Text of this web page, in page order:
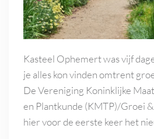
Kasteel Ophemert was vijf
je alles kon vinden omtrent
De Vereniging Koninklijke
en Plantkunde (KMTP)/Groei
hier voor de eerste keer het